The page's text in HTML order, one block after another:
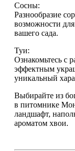
Сосны:
Разнообразие
возможности
вашего сада.
Туи:
Ознакомьтесь с
эффектным
уникальный
Выбирайте из
в питомнике
ландшафт,
ароматом хвои.